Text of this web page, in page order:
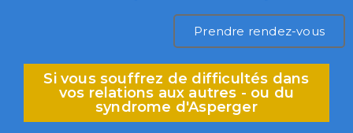
Prendre rendez-vous
Si vous souffrez de difficultés dans
vos relations aux autres - ou du
syndrome d'Asperger